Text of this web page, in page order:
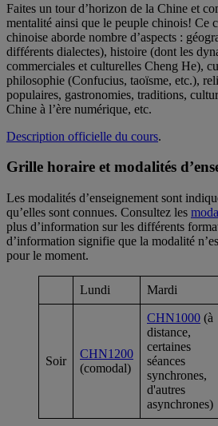
Faites un tour d’horizon de la Chine et
mentalité ainsi que le peuple chinois! Ce
chinoise aborde nombre d’aspects :
différents dialectes), histoire (dont les
commerciales et culturelles Cheng He),
philosophie (Confucius, taoïsme, etc.),
populaires, gastronomies, traditions,
Chine à l’ère numérique, etc.
Description officielle du cours.
Grille horaire et modalités
Les modalités d’enseignement sont
qu’elles sont connues. Consultez les
plus d’information sur les différents
d’information signifie que la modalité
pour le moment.
Lundi Mardi
Soir
CHN1200
(comodal)
CHN1000 (à
distance,
certaines
séances
synchrones,
d'autres
asynchrones)